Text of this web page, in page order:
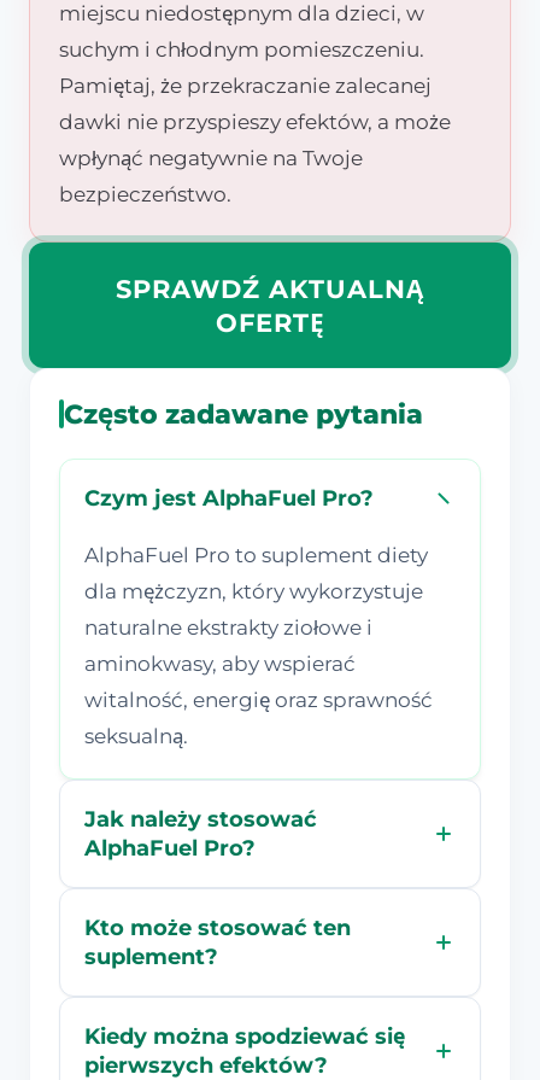
miejscu niedostępnym dla dzieci, w
suchym i chłodnym pomieszczeniu.
Pamiętaj, że przekraczanie zalecanej
dawki nie przyspieszy efektów, a może
wpłynąć negatywnie na Twoje
bezpieczeństwo.
SPRAWDŹ AKTUALNĄ
OFERTĘ
Często zadawane pytania
Czym jest AlphaFuel Pro?
AlphaFuel Pro to suplement diety
dla mężczyzn, który wykorzystuje
naturalne ekstrakty ziołowe i
aminokwasy, aby wspierać
witalność, energię oraz sprawność
seksualną.
Jak należy stosować
AlphaFuel Pro?
Kto może stosować ten
suplement?
Kiedy można spodziewać się
pierwszych efektów?